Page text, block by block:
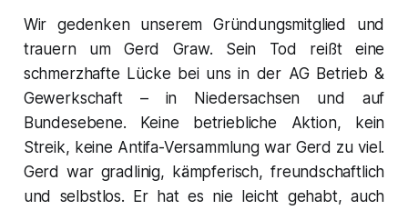
Wir gedenken unserem Gründungsmitglied und
trauern um Gerd Graw. Sein Tod reißt eine
schmerzhafte Lücke bei uns in der AG Betrieb &
Gewerkschaft – in Niedersachsen und auf
Bundesebene. Keine betriebliche Aktion, kein
Streik, keine Antifa-Versammlung war Gerd zu viel.
Gerd war gradlinig, kämpferisch, freundschaftlich
und selbstlos. Er hat es nie leicht gehabt, auch